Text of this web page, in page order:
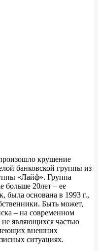
крушение
банковской группы из
«Лайф». Группа
больше 20лет – ее
была основана в 1993 г.,
Быть может,
– на современном
не являющихся частью
внешних
ситуациях.